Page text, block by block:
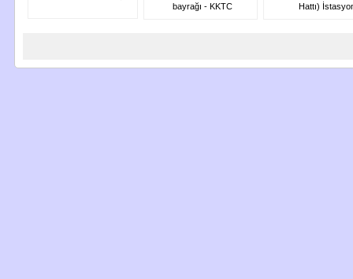
bayrağı - KKTC
Hattı)